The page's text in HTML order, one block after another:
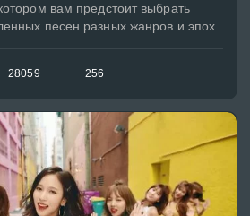
вам предстоит выбрать
песен разных жанров и эпох.
28059 256